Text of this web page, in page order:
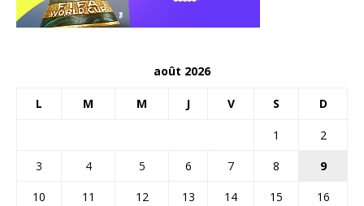
août 2026
L M M J V S D
1
2
3
4 5 6 7 8
9
10
11 12 13 14 15
16